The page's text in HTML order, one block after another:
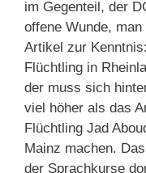
im Gegenteil, der
offene Wunde,
Artikel zur Kenntnis:
Flüchtling in
der muss sich
viel höher als das
Flüchtling Jad
Mainz machen.
der Sprachkurse